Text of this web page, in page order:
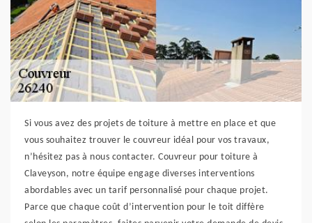
Si vous avez des projets de toiture à mettre en place et que
vous souhaitez trouver le couvreur idéal pour vos travaux,
n’hésitez pas à nous contacter. Couvreur pour toiture à
Claveyson, notre équipe engage diverses interventions
abordables avec un tarif personnalisé pour chaque projet.
Parce que chaque coût d’intervention pour le toit diffère